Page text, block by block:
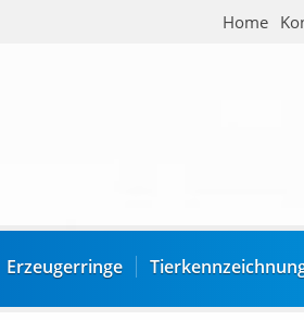
Home
Erzeugerringe